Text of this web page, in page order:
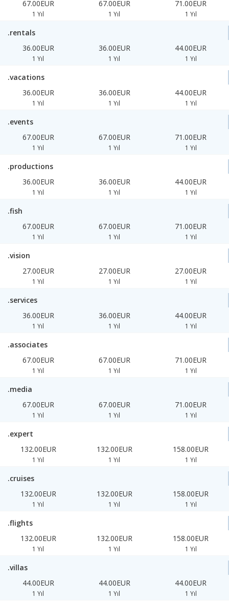
67.00EUR
1 Yıl
67.00EUR
1 Yıl
71.00EUR
1 Yıl
.rentals
36.00EUR
1 Yıl
36.00EUR
1 Yıl
44.00EUR
1 Yıl
.vacations
36.00EUR
1 Yıl
36.00EUR
1 Yıl
44.00EUR
1 Yıl
.events
67.00EUR
1 Yıl
67.00EUR
1 Yıl
71.00EUR
1 Yıl
.productions
36.00EUR
1 Yıl
36.00EUR
1 Yıl
44.00EUR
1 Yıl
.fish
67.00EUR
1 Yıl
67.00EUR
1 Yıl
71.00EUR
1 Yıl
.vision
27.00EUR
1 Yıl
27.00EUR
1 Yıl
27.00EUR
1 Yıl
.services
36.00EUR
1 Yıl
36.00EUR
1 Yıl
44.00EUR
1 Yıl
.associates
67.00EUR
1 Yıl
67.00EUR
1 Yıl
71.00EUR
1 Yıl
.media
67.00EUR
1 Yıl
67.00EUR
1 Yıl
71.00EUR
1 Yıl
.expert
132.00EUR
1 Yıl
132.00EUR
1 Yıl
158.00EUR
1 Yıl
.cruises
132.00EUR
1 Yıl
132.00EUR
1 Yıl
158.00EUR
1 Yıl
.flights
132.00EUR
1 Yıl
132.00EUR
1 Yıl
158.00EUR
1 Yıl
.villas
44.00EUR
1 Yıl
44.00EUR
1 Yıl
44.00EUR
1 Yıl